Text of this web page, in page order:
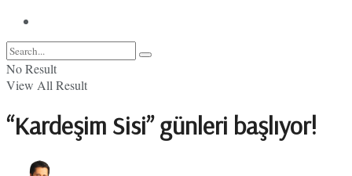
No Result
View All Result
“Kardeşim Sisi” günleri başlıyor!